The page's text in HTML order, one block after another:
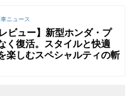
ニュース
ビュー】新型ホンダ・プ
く復活。スタイルと快適
楽しむスペシャルティの斬